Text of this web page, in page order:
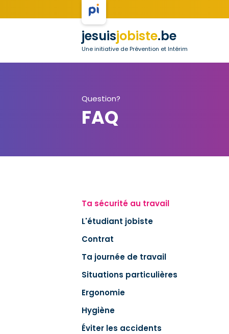
jesuisjobiste.be
Une initiative de Prévention et Intérim
Question?
FAQ
Ta sécurité au travail
L'étudiant jobiste
Contrat
Ta journée de travail
Situations particulières
Ergonomie
Hygiène
Éviter les accidents